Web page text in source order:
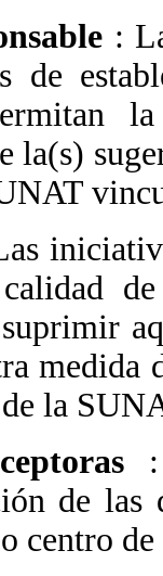
:
de
la(s)
medida
la
de las
centro